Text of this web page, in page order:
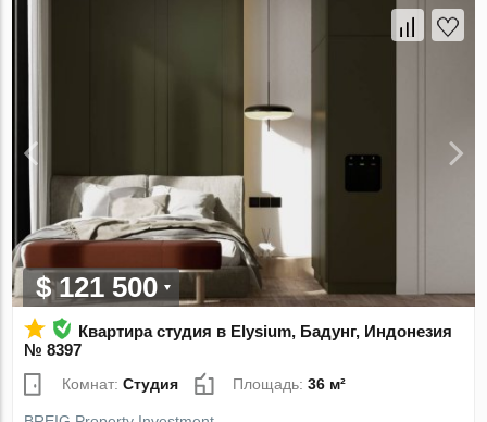
$ 121 500
Квартира студия в Elysium, Бадунг, Индонезия
№ 8397
Комнат:Студия Площадь:36 м²